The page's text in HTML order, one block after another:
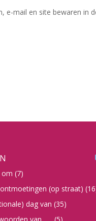
e-mail en site bewaren in
om (7)
(op straat)
dag van (35)